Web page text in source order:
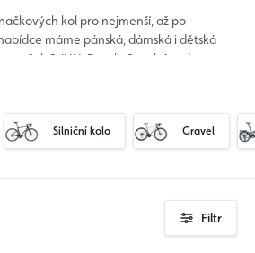
kol pro nejmenší, až po
máme pánská, dámská i dětská
SUNN, Eovolt, Scool, Academy,
Silniční kolo Gravel
Filtr